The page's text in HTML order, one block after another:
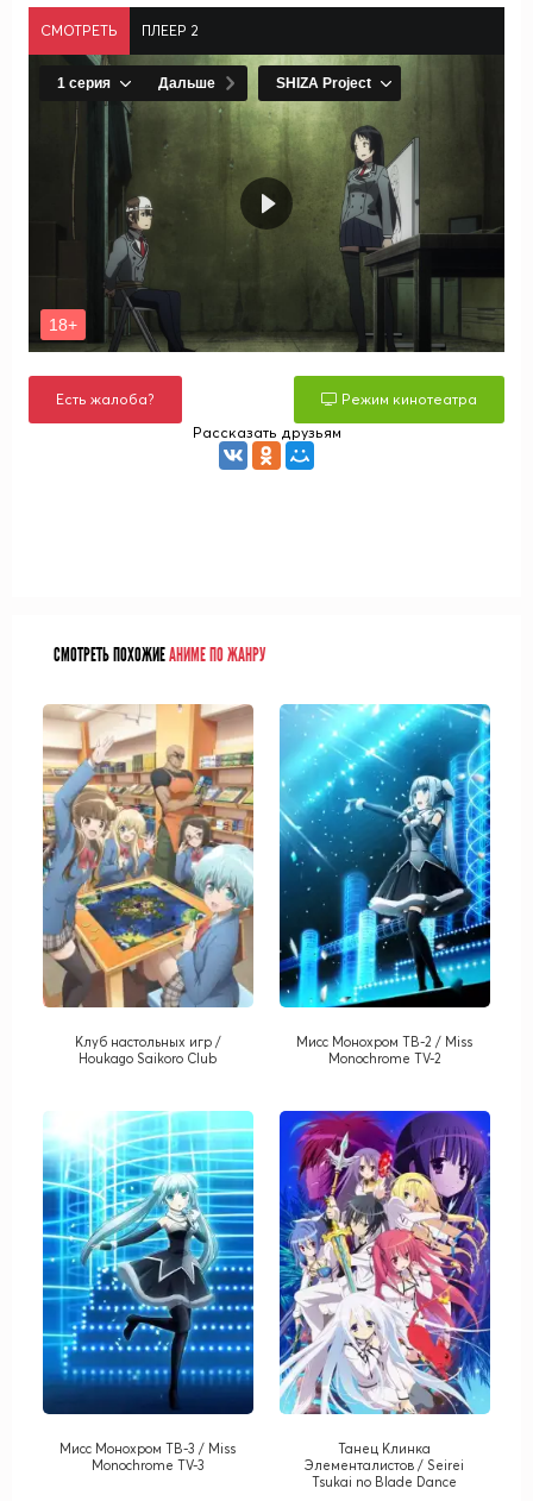
СМОТРЕТЬ ПЛЕЕР 2
Есть жалоба?
Режим кинотеатра
Рассказать друзьям
СМОТРЕТЬ ПОХОЖИЕАНИМЕ ПО ЖАНРУ
Клуб настольных игр /
Houkago Saikoro Club
Мисс Монохром ТВ-2 / Miss
Monochrome TV-2
Мисс Монохром ТВ-3 / Miss
Monochrome TV-3
Танец Клинка
Элементалистов / Seirei
Tsukai no Blade Dance